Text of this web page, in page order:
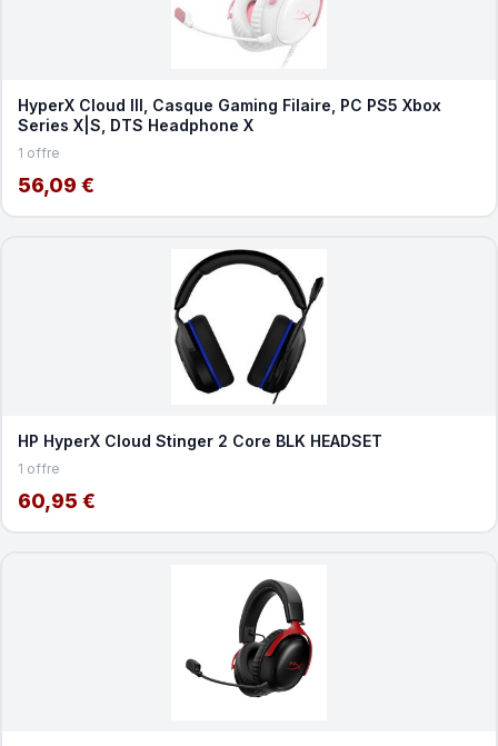
HyperX Cloud III, Casque Gaming Filaire, PC PS5 Xbox
Series X|S, DTS Headphone X
1 offre
56,09 €
HP HyperX Cloud Stinger 2 Core BLK HEADSET
1 offre
60,95 €